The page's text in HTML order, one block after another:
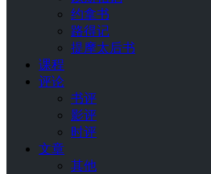
约拿书
路得记
提摩太后书
课程
评论
书评
影评
时评
文章
其他